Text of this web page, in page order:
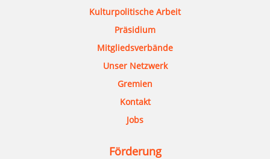
Kulturpolitische Arbeit
Präsidium
Mitgliedsverbände
Unser Netzwerk
Gremien
Kontakt
Jobs
Förderung